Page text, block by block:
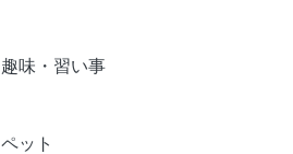
趣味・習い事
ペット